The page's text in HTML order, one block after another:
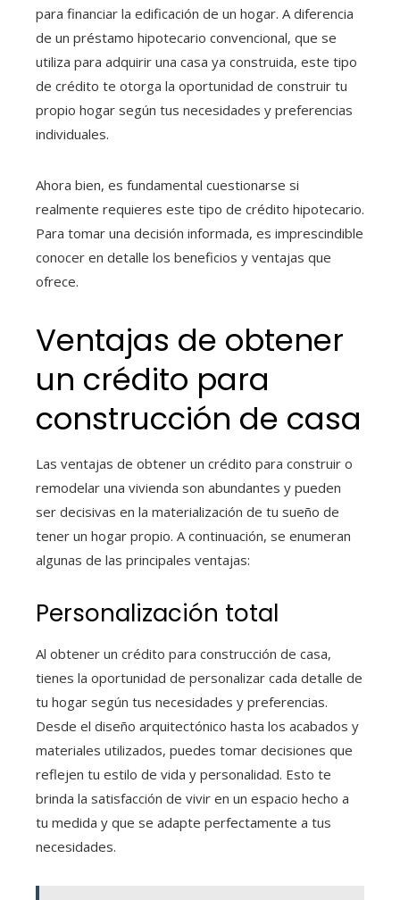
para financiar la edificación de un hogar. A diferencia
de un préstamo hipotecario convencional, que se
utiliza para adquirir una casa ya construida, este tipo
de crédito te otorga la oportunidad de construir tu
propio hogar según tus necesidades y preferencias
individuales.
Ahora bien, es fundamental cuestionarse si
realmente requieres este tipo de crédito hipotecario.
Para tomar una decisión informada, es imprescindible
conocer en detalle los beneficios y ventajas que
ofrece.
Ventajas de obtener
un crédito para
construcción de casa
Las ventajas de obtener un crédito para construir o
remodelar una vivienda son abundantes y pueden
ser decisivas en la materialización de tu sueño de
tener un hogar propio. A continuación, se enumeran
algunas de las principales ventajas:
Personalización total
Al obtener un crédito para construcción de casa,
tienes la oportunidad de personalizar cada detalle de
tu hogar según tus necesidades y preferencias.
Desde el diseño arquitectónico hasta los acabados y
materiales utilizados, puedes tomar decisiones que
reflejen tu estilo de vida y personalidad. Esto te
brinda la satisfacción de vivir en un espacio hecho a
tu medida y que se adapte perfectamente a tus
necesidades.